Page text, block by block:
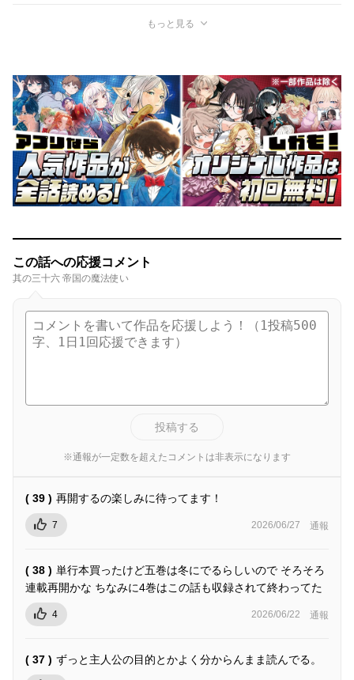
もっと見る
この話への応援コメント
其の三十六 帝国の魔法使い
投稿する
※通報が一定数を超えたコメントは非表示になります
( 39 ) 再開するの楽しみに待ってます！
7 2026/06/27 通報
( 38 ) 単行本買ったけど五巻は冬にでるらしいので そろそろ
連載再開かな ちなみに4巻はこの話も収録されて終わってた
4 2026/06/22 通報
( 37 ) ずっと主人公の目的とかよく分からんまま読んでる。